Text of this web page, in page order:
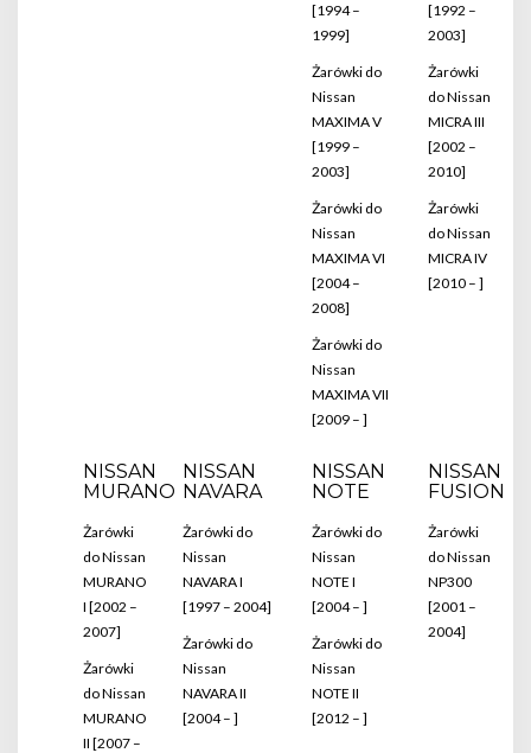
[1994 –
1999]
Żarówki do
Nissan
MAXIMA V
[1999 –
2003]
Żarówki do
Nissan
MAXIMA VI
[2004 –
2008]
Żarówki do
Nissan
MAXIMA VII
[2009 – ]
[1992 –
2003]
Żarówki
do Nissan
MICRA III
[2002 –
2010]
Żarówki
do Nissan
MICRA IV
[2010 – ]
NISSAN
MURANO
Żarówki
do Nissan
MURANO
I [2002 –
2007]
Żarówki
do Nissan
MURANO
II [2007 –
NISSAN
NAVARA
Żarówki do
Nissan
NAVARA I
[1997 – 2004]
Żarówki do
Nissan
NAVARA II
[2004 – ]
NISSAN
NOTE
Żarówki do
Nissan
NOTE I
[2004 – ]
Żarówki do
Nissan
NOTE II
[2012 – ]
NISSAN
FUSION
Żarówki
do Nissan
NP300
[2001 –
2004]